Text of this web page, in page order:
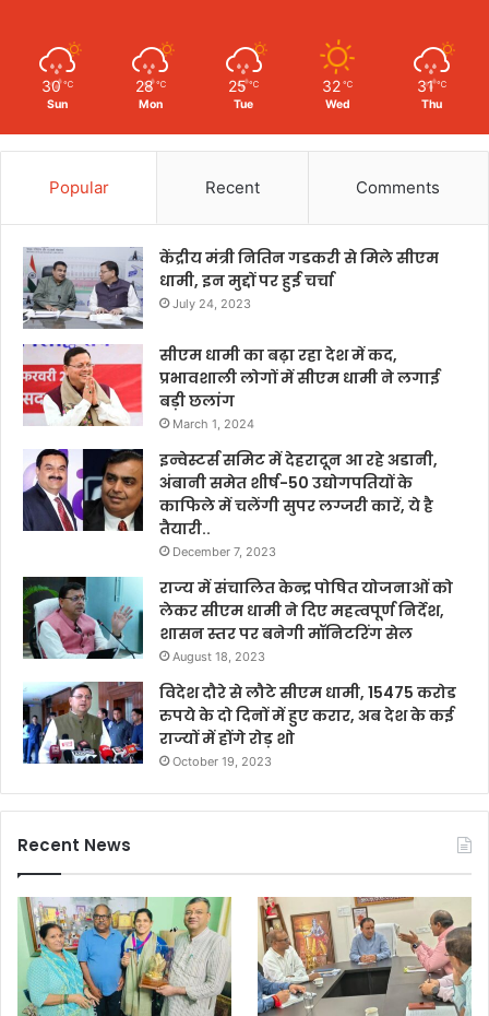
30 ℃
Sun
28 ℃
Mon
25 ℃
Tue
32 ℃
Wed
31 ℃
Thu
Popular Recent Comments
केंद्रीय मंत्री नितिन गडकरी से मिले सीएम
धामी, इन मुद्दों पर हुई चर्चा
July 24, 2023
सीएम धामी का बढ़ा रहा देश में कद,
प्रभावशाली लोगों में सीएम धामी ने लगाई
बड़ी छलांग
March 1, 2024
इन्वेस्टर्स समिट में देहरादून आ रहे अडानी,
अंबानी समेत शीर्ष-50 उद्योगपतियों के
काफिले में चलेंगी सुपर लग्जरी कारें, ये है
तैयारी..
December 7, 2023
राज्य में संचालित केन्द्र पोषित योजनाओं को
लेकर सीएम धामी ने दिए महत्वपूर्ण निर्देश,
शासन स्तर पर बनेगी मॉनिटरिंग सेल
August 18, 2023
विदेश दौरे से लौटे सीएम धामी, 15475 करोड
रुपये के दो दिनों में हुए करार, अब देश के कई
राज्यों में होंगे रोड़ शो
October 19, 2023
Recent News